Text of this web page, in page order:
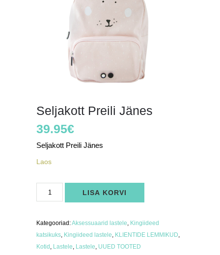
Seljakott Preili Jänes
39.95€
Seljakott Preili Jänes
Laos
Preili
Jänes
LISA KORVI
Kategooriad:Aksessuaarid lastele, Kingiideed
katsikuks, Kingiideed lastele, KLIENTIDE LEMMIKUD,
Kotid , Lastele, Lastele, UUED TOOTED